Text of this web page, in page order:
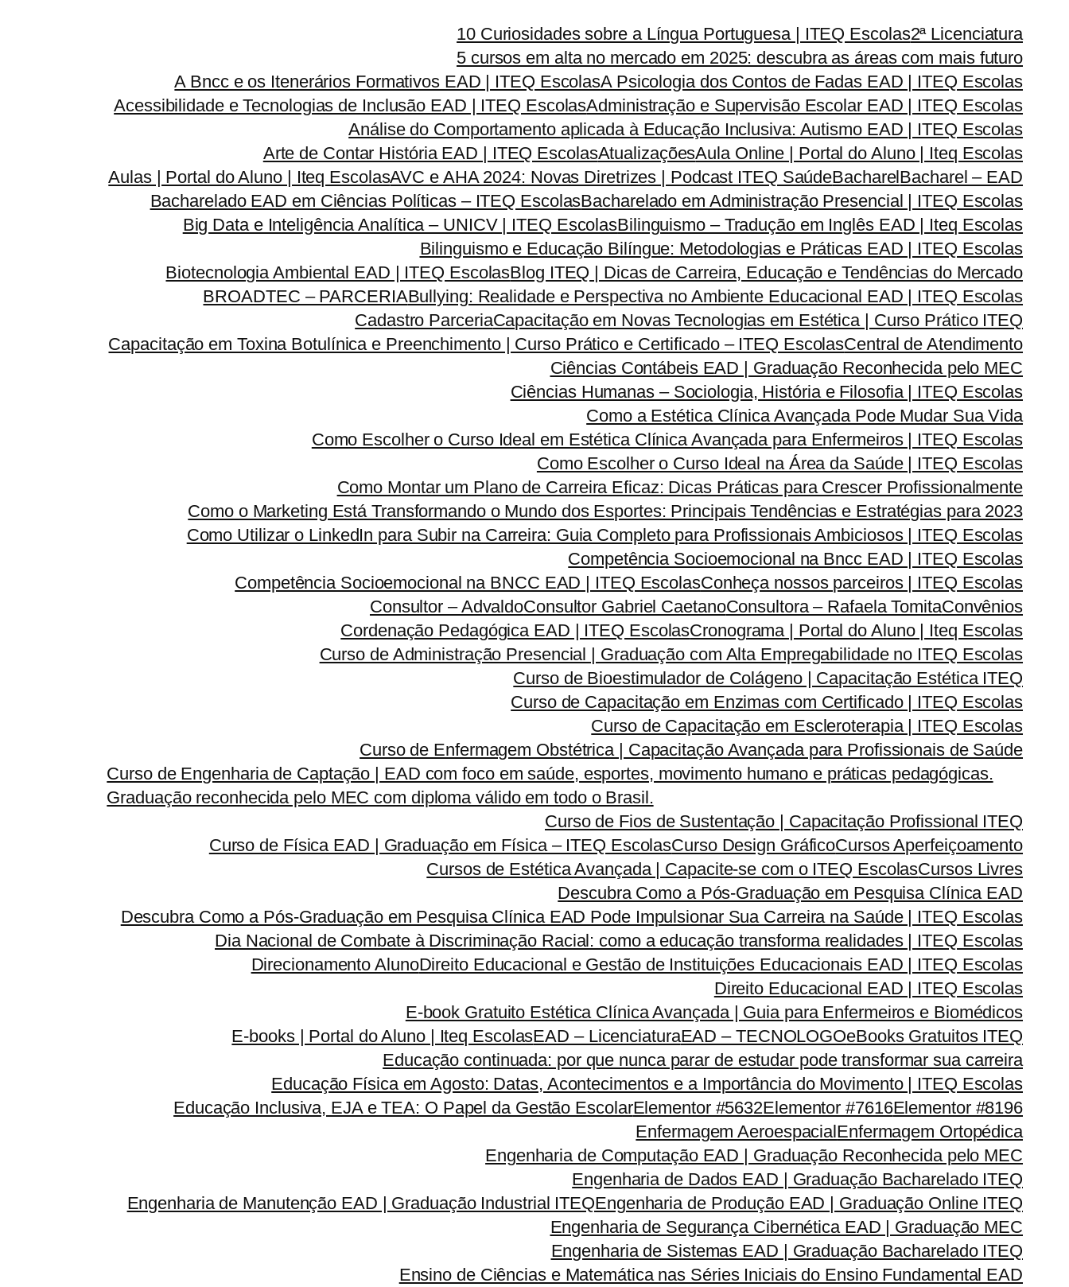
10 Curiosidades sobre a Língua Portuguesa | ITEQ Escolas2ª Licenciatura
5 cursos em alta no mercado em 2025: descubra as áreas com mais futuro
A Bncc e os Itenerários Formativos EAD | ITEQ EscolasA Psicologia dos Contos de Fadas EAD | ITEQ Escolas
Acessibilidade e Tecnologias de Inclusão EAD | ITEQ EscolasAdministração e Supervisão Escolar EAD | ITEQ Escolas
Análise do Comportamento aplicada à Educação Inclusiva: Autismo EAD | ITEQ Escolas
Arte de Contar História EAD | ITEQ EscolasAtualizaçõesAula Online | Portal do Aluno | Iteq Escolas
Aulas | Portal do Aluno | Iteq EscolasAVC e AHA 2024: Novas Diretrizes | Podcast ITEQ SaúdeBacharelBacharel – EAD
Bacharelado EAD em Ciências Políticas – ITEQ EscolasBacharelado em Administração Presencial | ITEQ Escolas
Big Data e Inteligência Analítica – UNICV | ITEQ EscolasBilinguismo – Tradução em Inglês EAD | Iteq Escolas
Bilinguismo e Educação Bilíngue: Metodologias e Práticas EAD | ITEQ Escolas
Biotecnologia Ambiental EAD | ITEQ EscolasBlog ITEQ | Dicas de Carreira, Educação e Tendências do Mercado
BROADTEC – PARCERIABullying: Realidade e Perspectiva no Ambiente Educacional EAD | ITEQ Escolas
Cadastro ParceriaCapacitação em Novas Tecnologias em Estética | Curso Prático ITEQ
Capacitação em Toxina Botulínica e Preenchimento | Curso Prático e Certificado – ITEQ EscolasCentral de Atendimento
Ciências Contábeis EAD | Graduação Reconhecida pelo MEC
Ciências Humanas – Sociologia, História e Filosofia | ITEQ Escolas
Como a Estética Clínica Avançada Pode Mudar Sua Vida
Como Escolher o Curso Ideal em Estética Clínica Avançada para Enfermeiros | ITEQ Escolas
Como Escolher o Curso Ideal na Área da Saúde | ITEQ Escolas
Como Montar um Plano de Carreira Eficaz: Dicas Práticas para Crescer Profissionalmente
Como o Marketing Está Transformando o Mundo dos Esportes: Principais Tendências e Estratégias para 2023
Como Utilizar o LinkedIn para Subir na Carreira: Guia Completo para Profissionais Ambiciosos | ITEQ Escolas
Competência Socioemocional na Bncc EAD | ITEQ Escolas
Competência Socioemocional na BNCC EAD | ITEQ EscolasConheça nossos parceiros | ITEQ Escolas
Consultor – AdvaldoConsultor Gabriel CaetanoConsultora – Rafaela TomitaConvênios
Cordenação Pedagógica EAD | ITEQ EscolasCronograma | Portal do Aluno | Iteq Escolas
Curso de Administração Presencial | Graduação com Alta Empregabilidade no ITEQ Escolas
Curso de Bioestimulador de Colágeno | Capacitação Estética ITEQ
Curso de Capacitação em Enzimas com Certificado | ITEQ Escolas
Curso de Capacitação em Escleroterapia | ITEQ Escolas
Curso de Enfermagem Obstétrica | Capacitação Avançada para Profissionais de Saúde
Curso de Engenharia de Captação | EAD com foco em saúde, esportes, movimento humano e práticas pedagógicas.
Graduação reconhecida pelo MEC com diploma válido em todo o Brasil.
Curso de Fios de Sustentação | Capacitação Profissional ITEQ
Curso de Física EAD | Graduação em Física – ITEQ EscolasCurso Design GráficoCursos Aperfeiçoamento
Cursos de Estética Avançada | Capacite-se com o ITEQ EscolasCursos Livres
Descubra Como a Pós-Graduação em Pesquisa Clínica EAD
Descubra Como a Pós-Graduação em Pesquisa Clínica EAD Pode Impulsionar Sua Carreira na Saúde | ITEQ Escolas
Dia Nacional de Combate à Discriminação Racial: como a educação transforma realidades | ITEQ Escolas
Direcionamento AlunoDireito Educacional e Gestão de Instituições Educacionais EAD | ITEQ Escolas
Direito Educacional EAD | ITEQ Escolas
E-book Gratuito Estética Clínica Avançada | Guia para Enfermeiros e Biomédicos
E-books | Portal do Aluno | Iteq EscolasEAD – LicenciaturaEAD – TECNOLOGOeBooks Gratuitos ITEQ
Educação continuada: por que nunca parar de estudar pode transformar sua carreira
Educação Física em Agosto: Datas, Acontecimentos e a Importância do Movimento | ITEQ Escolas
Educação Inclusiva, EJA e TEA: O Papel da Gestão EscolarElementor #5632Elementor #7616Elementor #8196
Enfermagem AeroespacialEnfermagem Ortopédica
Engenharia de Computação EAD | Graduação Reconhecida pelo MEC
Engenharia de Dados EAD | Graduação Bacharelado ITEQ
Engenharia de Manutenção EAD | Graduação Industrial ITEQEngenharia de Produção EAD | Graduação Online ITEQ
Engenharia de Segurança Cibernética EAD | Graduação MEC
Engenharia de Sistemas EAD | Graduação Bacharelado ITEQ
Ensino de Ciências e Matemática nas Séries Iniciais do Ensino Fundamental EAD